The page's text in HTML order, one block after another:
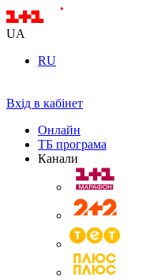
UA
RU
Вхід в кабінет
Онлайн
ТБ програма
Канали